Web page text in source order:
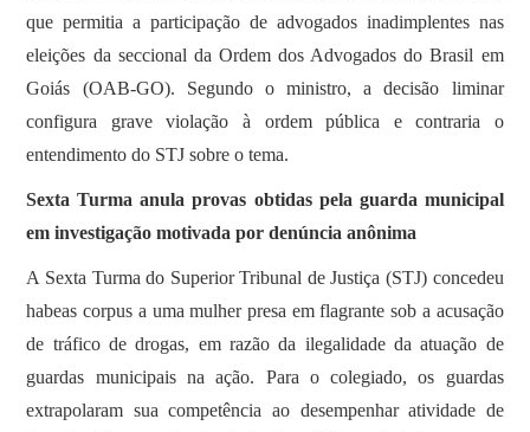
que permitia a participação de advogados inadimplentes nas
eleições da seccional da Ordem dos Advogados do Brasil em
Goiás (OAB-GO). Segundo o ministro, a decisão liminar
configura grave violação à ordem pública e contraria o
entendimento do STJ sobre o tema.
Sexta Turma anula provas obtidas pela guarda municipal
em investigação motivada por denúncia anônima
​A Sexta Turma do Superior Tribunal de Justiça (STJ) concedeu
habeas corpus a uma mulher presa em flagrante sob a acusação
de tráfico de drogas, em razão da ilegalidade da atuação de
guardas municipais na ação. Para o colegiado, os guardas
extrapolaram sua competência ao desempenhar atividade de